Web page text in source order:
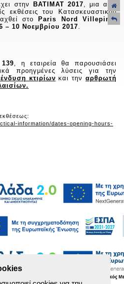
στην ΒΑΤΙΜΑΤ 2017, μια από
εκθέσεις του Κατασκευαστικού
στο
Paris Nord Villepinte
– 10 Νοεμβρίου 2017.
, η εταιρεία θα παρουσιάσει
προηγμένες λύσεις για την
κτιρίων και την αρθρωτή
information/dates-opening-hours-